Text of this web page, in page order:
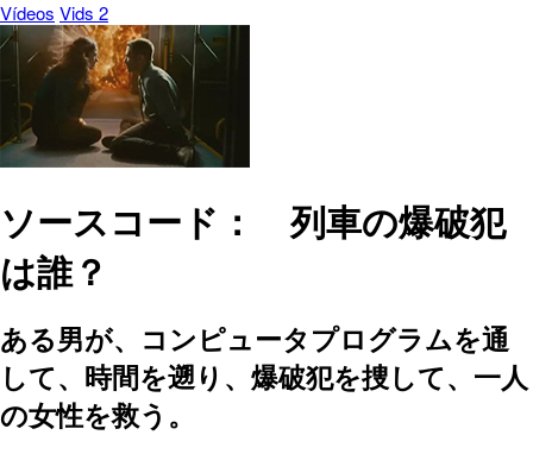
Vídeos Vids 2
ソースコード： 列車の爆破犯
は誰？
ある男が、コンピュータプログラムを通
して、時間を遡り、爆破犯を捜して、一人
の女性を救う。